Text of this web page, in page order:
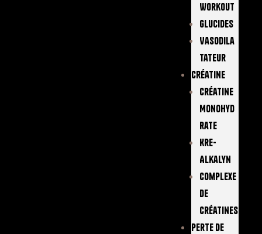
Workout
Glucides
Vasodila
Tateur
Créatine
Créatine
Monohyd
Rate
Kre-
Alkalyn
Complexe
De
Créatines
Perte De